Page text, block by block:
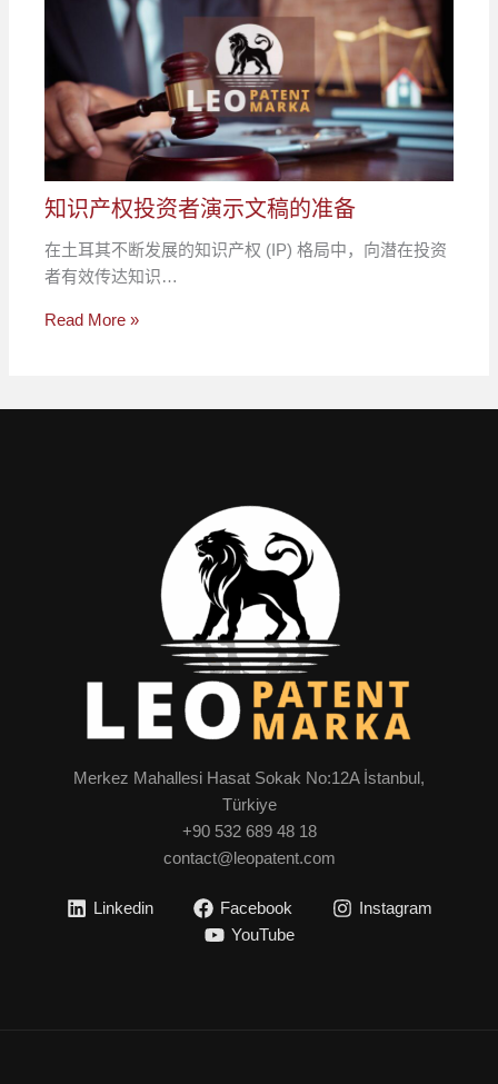
知识产权投资者演示文稿的准备
在土耳其不断发展的知识产权 (IP) 格局中，向潜在投资
者有效传达知识…
Read More »
Merkez Mahallesi Hasat Sokak No:12A İstanbul,
Türkiye
+90 532 689 48 18
contact@leopatent.com
Linkedin Facebook
Instagram
YouTube